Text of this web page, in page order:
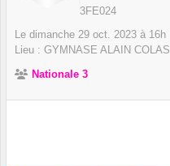
3FE024
Le dimanche 29 oct. 2023 à 16h
Lieu : GYMNASE ALAIN COLAS
Nationale 3